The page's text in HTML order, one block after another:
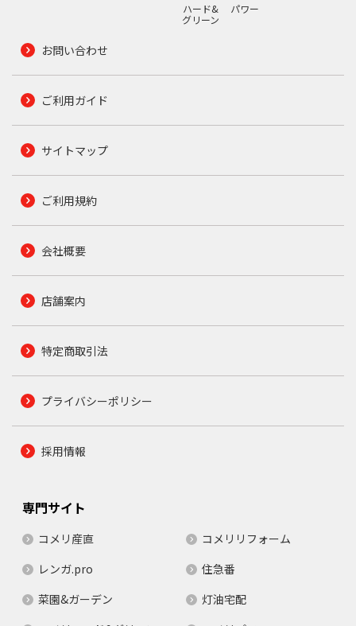
ハード&
グリーン
パワー
お問い合わせ
ご利用ガイド
サイトマップ
ご利用規約
会社概要
店舗案内
特定商取引法
プライバシーポリシー
採用情報
専門サイト
コメリ産直
コメリリフォーム
レンガ.pro
住急番
菜園&ガーデン
灯油宅配